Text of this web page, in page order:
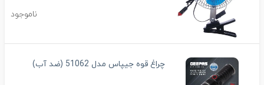
ناموجود
چراغ قوه جیپاس مدل 51062 (ضد آب)